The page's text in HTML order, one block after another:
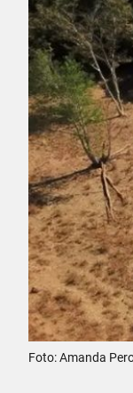
Foto: Amanda